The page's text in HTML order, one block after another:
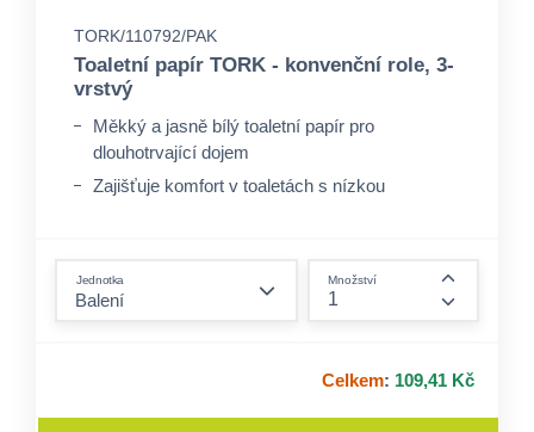
TORK/110792/PAK
Toaletní papír TORK - konvenční role, 3-
vrstvý
Měkký a jasně bílý toaletní papír pro
dlouhotrvající dojem
Zajišťuje komfort v toaletách s nízkou
Jednotka Množství
Celkem: 109,41 Kč